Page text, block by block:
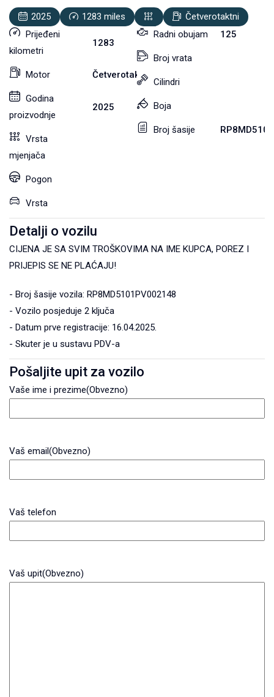
2025 1283 miles
Četverotaktni
Prijeđeni
kilometri
1283
Motor Četverotaktni
Godina
proizvodnje
2025
Vrsta
mjenjača
Pogon
Vrsta
Radni obujam 125
Broj vrata
Cilindri
Boja
Broj šasije
Detalji o vozilu
CIJENA JE SA SVIM TROŠKOVIMA NA IME KUPCA, POREZ I
PRIJEPIS SE NE PLAĆAJU!
- Broj šasije vozila: RP8MD5101PV002148
- Vozilo posjeduje 2 ključa
- Datum prve registracije: 16.04.2025.
- Skuter je u sustavu PDV-a
Pošaljite upit za vozilo
Vaše ime i prezime(Obvezno)
Vaš email(Obvezno)
Vaš telefon
Vaš upit(Obvezno)